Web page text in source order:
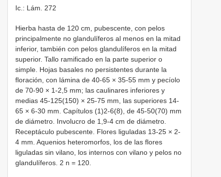
Ic.: Lám. 272
Hierba hasta de 120 cm, pubescente, con pelos
principalmente no glandulíferos al menos en la mitad
inferior, también con pelos glandulíferos en la mitad
superior. Tallo ramificado en la parte superior o
simple. Hojas basales no persistentes durante la
floración, con lámina de 40-65 × 35-55 mm y pecíolo
de 70-90 × 1-2,5 mm; las caulinares inferiores y
medias 45-125(150) × 25-75 mm, las superiores 14-
65 × 6-30 mm. Capítulos (1)2-6(8), de 45-50(70) mm
de diámetro. Involucro de 1,9-4 cm de diámetro.
Receptáculo pubescente. Flores liguladas 13-25 × 2-
4 mm. Aquenios heteromorfos, los de las flores
liguladas sin vilano, los internos con vilano y pelos no
glandulíferos. 2 n = 120.